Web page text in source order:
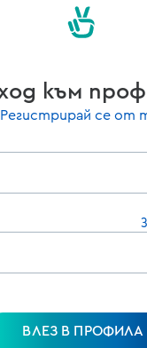
към
Регистрирай се от
ВЛЕЗ В ПРОФИЛА